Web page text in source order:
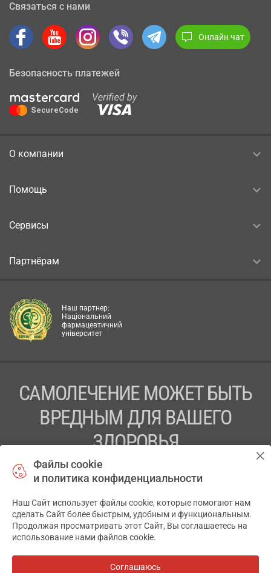
Связаться с нами
Онлайн чат
Безопасность платежей
О компании
Помощь
Сервисы
Партнёрам
Наш партнер:
Національний
фармацевтичний
університет
САМОЛЕЧЕНИЕ МОЖЕТ БЫТЬ
ВРЕДНЫМ ДЛЯ ВАШЕГО
ЗДОРОВЬЯ
ПЕРЕД ПРИМЕНЕНИЕМ ПРЕПАРАТА
ПРОКОНСУЛЬТИРУЙТЕСЬ С ВРАЧОМ
ТОВ «АПТЕКА 911.ЮА» Код ЄДРПОУ 43631965.
Отказ от ответственности
АПТЕКА911.ЮА
Файлы cookie
и политика конфиденциальности
Наш Сайт использует файлы cookie, которые помогают нам
сделать Сайт более быстрым, удобным и функциональным.
Продолжая просматривать этот Сайт, Вы соглашаетесь на
использование нами файлов cookie.
Соглашаюсь
✕